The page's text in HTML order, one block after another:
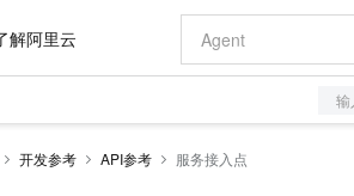
解阿里云
输
开发参考 API参考 服务接入点大模型服务
译排版一步到位
益
AI 场景体验
算价格
配置报价器
基础软件
伴
认证中心
产品伙伴合作
务 阿里云认证
市场活动